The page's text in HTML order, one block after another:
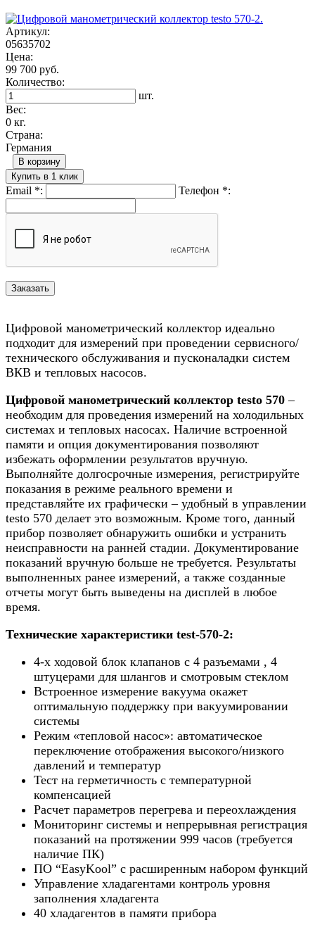
Артикул:
05635702
Цена:
99 700 руб.
Количество:
шт.
Вес:
0 кг.
Страна:
Германия
В корзину
Купить в 1 клик
Email *: Телефон *:
Цифровой манометрический коллектор идеально
подходит для измерений при проведении сервисного/
технического обслуживания и пусконаладки систем
ВКВ и тепловых насосов.
Цифровой манометрический коллектор testo 570 –
необходим для проведения измерений на холодильных
системах и тепловых насосах. Наличие встроенной
памяти и опция документирования позволяют
избежать оформлении результатов вручную.
Выполняйте долгосрочные измерения, регистрируйте
показания в режиме реального времени и
представляйте их графически – удобный в управлении
testo 570 делает это возможным. Кроме того, данный
прибор позволяет обнаружить ошибки и устранить
неисправности на ранней стадии. Документирование
показаний вручную больше не требуется. Результаты
выполненных ранее измерений, а также созданные
отчеты могут быть выведены на дисплей в любое
время.
Технические характеристики test-570-2:
4-х ходовой блок клапанов с 4 разъемами , 4
штуцерами для шлангов и смотровым стеклом
Встроенное измерение вакуума окажет
оптимальную поддержку при вакуумировании
системы
Режим «тепловой насос»: автоматическое
переключение отображения высокого/низкого
давлений и температур
Тест на герметичность с температурной
компенсацией
Расчет параметров перегрева и переохлаждения
Мониторинг системы и непрерывная регистрация
показаний на протяжении 999 часов (требуется
наличие ПК)
ПО “EasyKool” с расширенным набором функций
Управление хладагентами контроль уровня
заполнения хладагента
40 хладагентов в памяти прибора